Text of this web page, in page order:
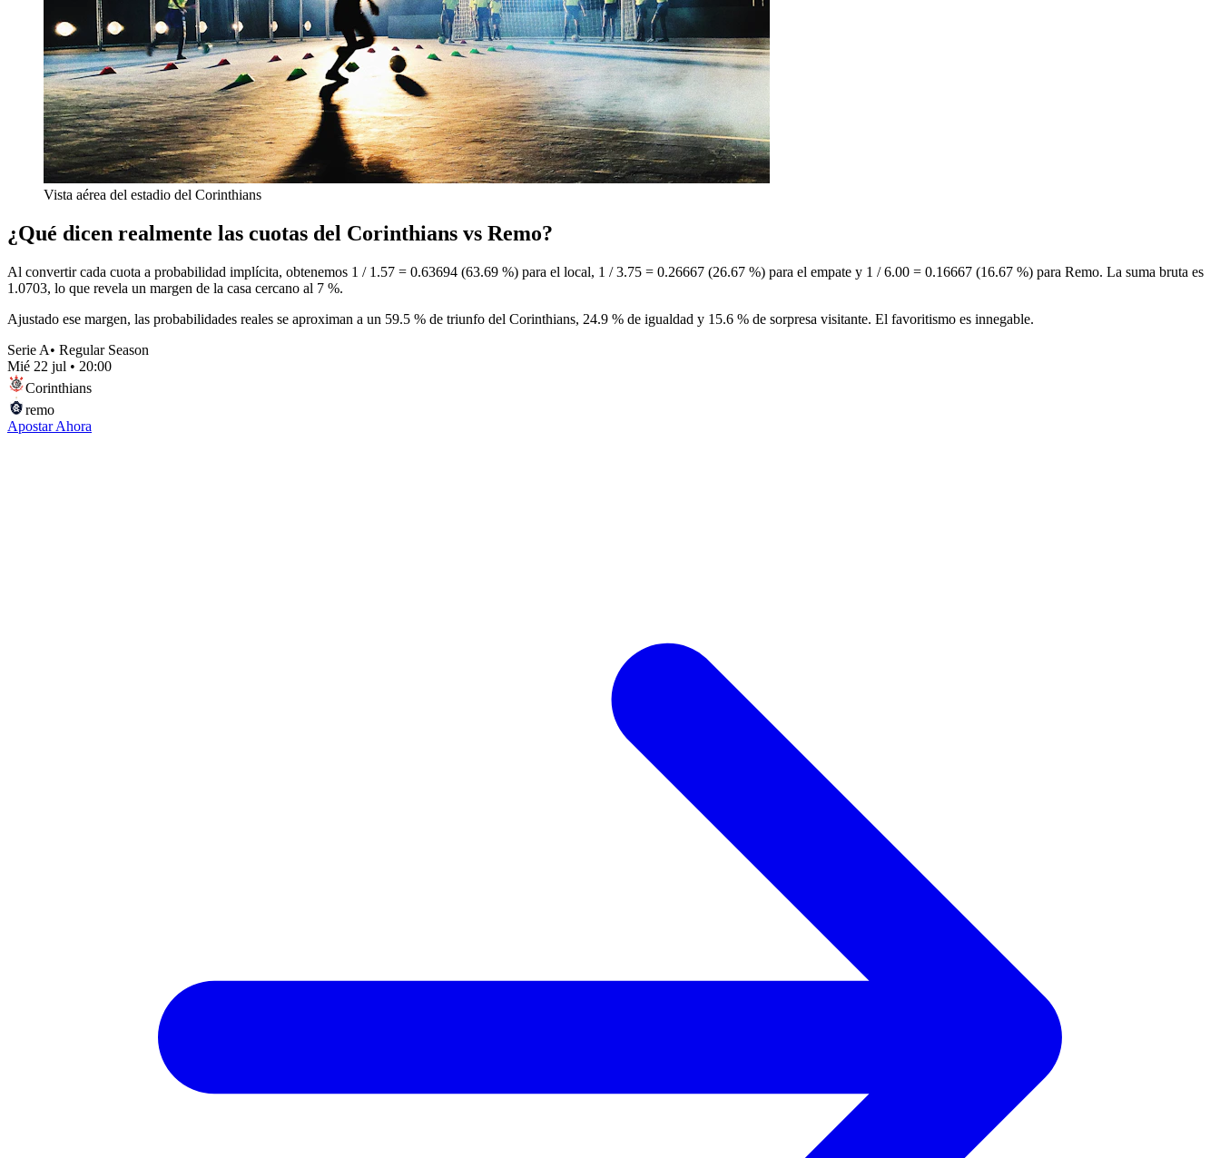
Vista aérea del estadio del Corinthians
¿Qué dicen realmente las cuotas del Corinthians vs Remo?
Al convertir cada cuota a probabilidad implícita, obtenemos 1 / 1.57 = 0.63694 (63.69 %) para el local, 1 / 3.75 = 0.26667 (26.67 %) para el empate y 1 / 6.00 = 0.16667 (16.67 %) para Remo. La suma bruta es
1.0703, lo que revela un margen de la casa cercano al 7 %.
Ajustado ese margen, las probabilidades reales se aproximan a un 59.5 % de triunfo del Corinthians, 24.9 % de igualdad y 15.6 % de sorpresa visitante. El favoritismo es innegable.
Serie A• Regular Season
Mié 22 jul • 20:00
Corinthians
remo
Apostar Ahora